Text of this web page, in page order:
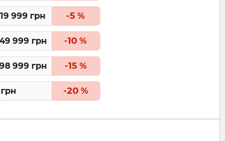
19 999 грн -5 %
49 999 грн -10 %
98 999 грн -15%
-20%